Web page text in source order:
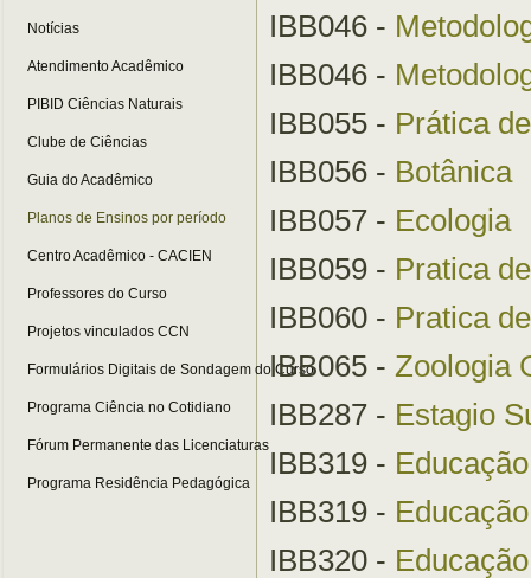
Notícias
Atendimento Acadêmico
PIBID Ciências Naturais
Clube de Ciências
Guia do Acadêmico
Planos de Ensinos por período
Centro Acadêmico - CACIEN
Professores do Curso
Projetos vinculados CCN
Formulários Digitais de Sondagem do Curso
Programa Ciência no Cotidiano
Fórum Permanente das Licenciaturas
Programa Residência Pedagógica
IBB046 -
IBB046 -
IBB055 - Prática
IBB056 - Botânica
IBB057 - Ecologia
IBB059 - Pratica
IBB060 - Pratica
IBB065 - Zoologia
IBB287 - Estagio
IBB319 -
IBB319 -
IBB320 -